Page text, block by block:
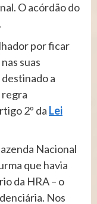
O acórdão do
por ficar
suas
a
2º da Lei
Nacional
que havia
da HRA – o
Nos